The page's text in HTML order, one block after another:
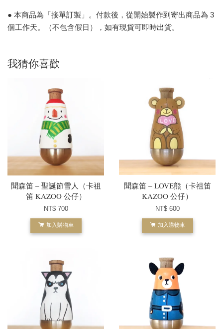
● 本商品為「接單訂製」。付款後，從開始製作到寄出商品為 3
個工作天。（不包含假日），如有現貨可即時出貨。
我猜你喜歡
聞森笛 – 聖誕節雪人（卡祖
笛 KAZOO 公仔）
NT$ 700
加入購物車
聞森笛 – LOVE熊（卡祖笛
KAZOO 公仔）
NT$ 600
加入購物車